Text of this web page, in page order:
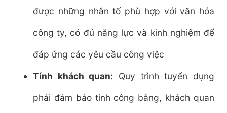
được những nhân tố phù hợp với văn hóa
công ty, có đủ năng lực và kinh nghiệm để
đáp ứng các yêu cầu công việc
Tính khách quan: Quy trình tuyển dụng
phải đảm bảo tính công bằng, khách quan